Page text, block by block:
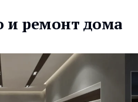
и ремонт дома